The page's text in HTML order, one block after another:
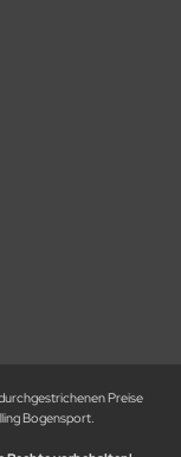
durchgestrichenen Preise
Bogensport.